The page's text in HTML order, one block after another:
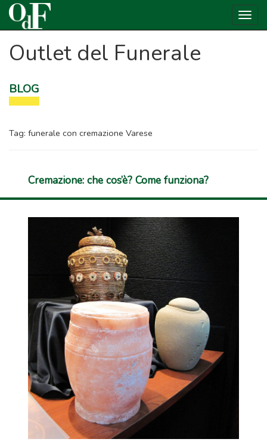
Outlet del Funerale
BLOG
Tag: funerale con cremazione Varese
Cremazione: che cos’è? Come funziona?